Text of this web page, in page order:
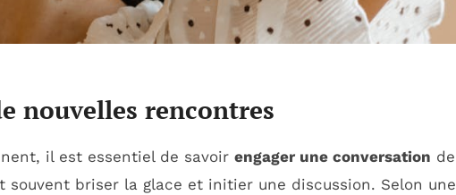
nouvelles rencontres
il est essentiel de savoir engager une conversation de
souvent briser la glace et initier une discussion. Selon une